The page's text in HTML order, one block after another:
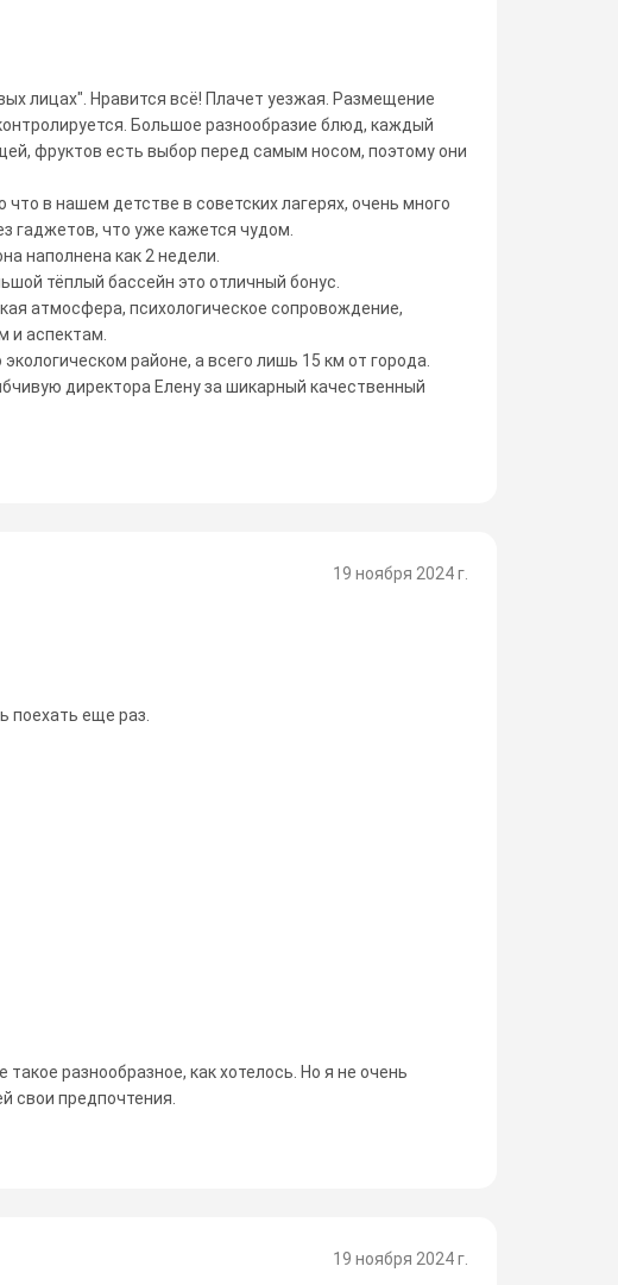
лицах". Нравится всё! Плачет уезжая. Размещение
Большое разнообразие блюд, каждый
фруктов есть выбор перед самым носом, поэтому они
в нашем детстве в советских лагерях, очень много
гаджетов, что уже кажется чудом.
наполнена как 2 недели.
тёплый бассейн это отличный бонус.
атмосфера, психологическое сопровождение,
и аспектам.
районе, а всего лишь 15 км от города.
директора Елену за шикарный качественный
19 ноября 2024 г.
поехать еще раз.
разнообразное, как хотелось. Но я не очень
свои предпочтения.
19 ноября 2024 г.